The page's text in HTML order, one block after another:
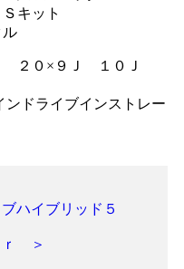
キット
２０×９Ｊ １０Ｊ
ライブインストレー
イブリッド５
ｒ ＞